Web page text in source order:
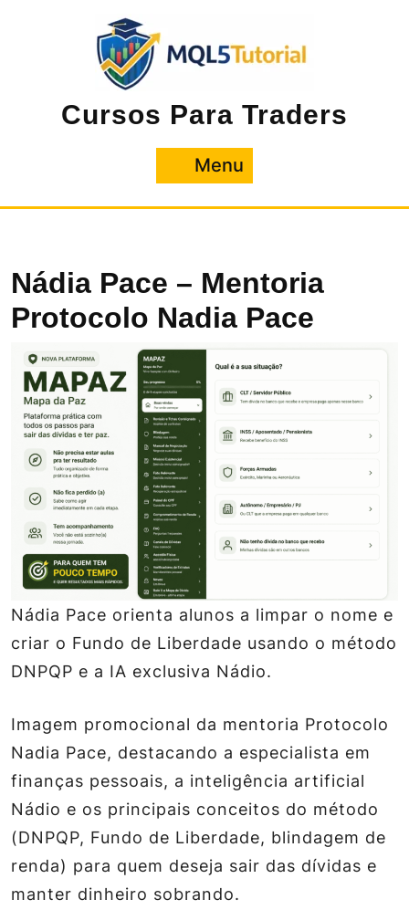
Cursos Para Traders
Menu
Nádia Pace – Mentoria
Protocolo Nadia Pace
Nádia Pace orienta alunos a limpar o nome e
criar o Fundo de Liberdade usando o método
DNPQP e a IA exclusiva Nádio.
Imagem promocional da mentoria Protocolo
Nadia Pace, destacando a especialista em
finanças pessoais, a inteligência artificial
Nádio e os principais conceitos do método
(DNPQP, Fundo de Liberdade, blindagem de
renda) para quem deseja sair das dívidas e
manter dinheiro sobrando.